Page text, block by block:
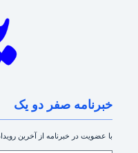
خبرنامه صفر دو یک
با عضویت در خبرنامه از آخرین